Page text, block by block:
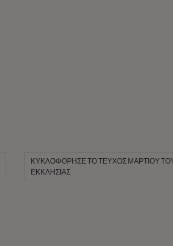
ΚΥΚΛΟΦΌΡΗΣΕ ΤΟ ΤΕΎΧΟΣ ΜΑΡΤΊΟΥ
ΕΚΚΛΗΣΊΑΣ